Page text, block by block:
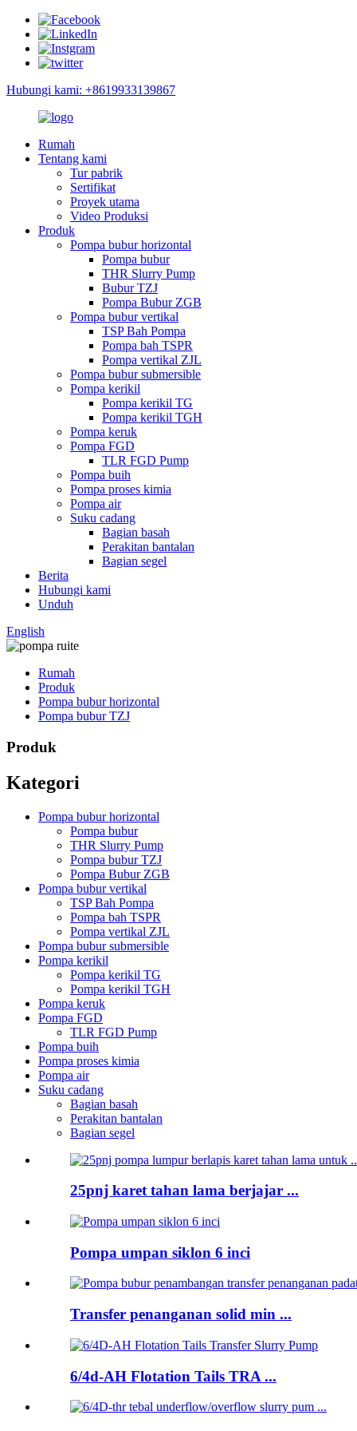
Hubungi kami: +8619933139867
Rumah
Tentang kami
Tur pabrik
Sertifikat
Proyek utama
Video Produksi
Produk
Pompa bubur horizontal
Pompa bubur
THR Slurry Pump
Bubur TZJ
Pompa Bubur ZGB
Pompa bubur vertikal
TSP Bah Pompa
Pompa bah TSPR
Pompa vertikal ZJL
Pompa bubur submersible
Pompa kerikil
Pompa kerikil TG
Pompa kerikil TGH
Pompa keruk
Pompa FGD
TLR FGD Pump
Pompa buih
Pompa proses kimia
Pompa air
Suku cadang
Bagian basah
Perakitan bantalan
Bagian segel
Berita
Hubungi kami
Unduh
English
Rumah
Produk
Pompa bubur horizontal
Pompa bubur TZJ
Produk
Kategori
Pompa bubur horizontal
Pompa bubur
THR Slurry Pump
Pompa bubur TZJ
Pompa Bubur ZGB
Pompa bubur vertikal
TSP Bah Pompa
Pompa bah TSPR
Pompa vertikal ZJL
Pompa bubur submersible
Pompa kerikil
Pompa kerikil TG
Pompa kerikil TGH
Pompa keruk
Pompa FGD
TLR FGD Pump
Pompa buih
Pompa proses kimia
Pompa air
Suku cadang
Bagian basah
Perakitan bantalan
Bagian segel
25pnj karet tahan lama berjajar ...
Pompa umpan siklon 6 inci
Transfer penanganan solid min ...
6/4d-AH Flotation Tails TRA ...